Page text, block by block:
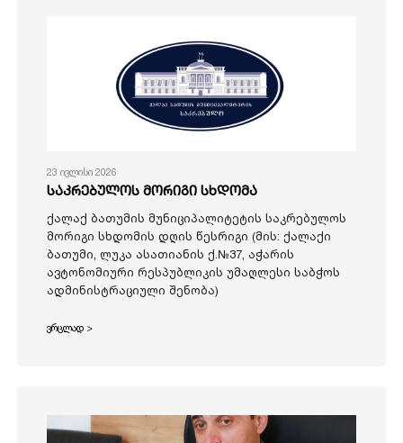
23 ივლისი 2026
საკრებულოს მორიგი სხდომა
ქალაქ ბათუმის მუნიციპალიტეტის საკრებულოს
მორიგი სხდომის დღის წესრიგი (მის: ქალაქი
ბათუმი, ლუკა ასათიანის ქ.№37, აჭარის
ავტონომიური რესპუბლიკის უმაღლესი საბჭოს
ადმინისტრაციული შენობა)
ვრცლად >